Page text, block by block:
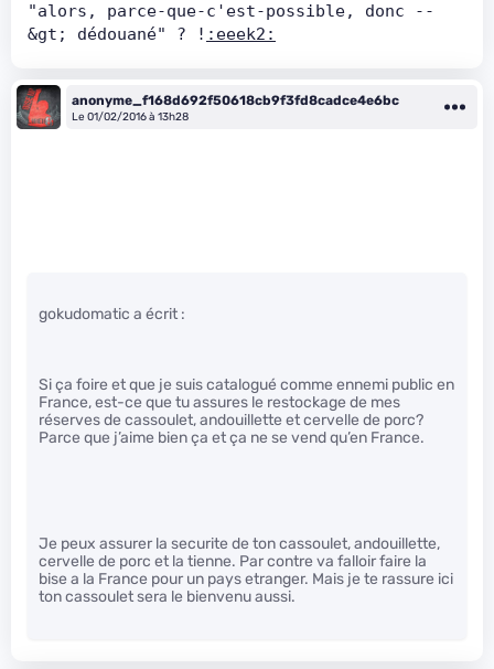
"alors, parce-que-c'est-possible, donc --
&gt; dédouané" ? ! :eeek2:
anonyme_f168d692f50618cb9f3fd8cadce4e6bc
Le 01/02/2016 à 13h28
gokudomatic a écrit :
Si ça foire et que je suis catalogué comme ennemi public en
France, est-ce que tu assures le restockage de mes
réserves de cassoulet, andouillette et cervelle de porc?
Parce que j’aime bien ça et ça ne se vend qu’en France.
Je peux assurer la securite de ton cassoulet, andouillette,
cervelle de porc et la tienne. Par contre va falloir faire la
bise a la France pour un pays etranger. Mais je te rassure ici
ton cassoulet sera le bienvenu aussi.